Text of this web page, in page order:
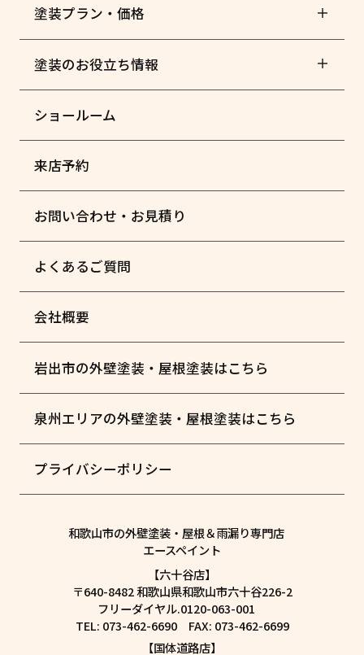
塗装プラン・価格
塗装のお役立ち情報
ショールーム
来店予約
お問い合わせ・お見積り
よくあるご質問
会社概要
岩出市の外壁塗装・屋根塗装はこちら
泉州エリアの外壁塗装・屋根塗装はこちら
プライバシーポリシー
和歌山市の外壁塗装・屋根＆雨漏り専門店
エースペイント
【六十谷店】
〒640-8482 和歌山県和歌山市六十谷226-2
フリーダイヤル.0120-063-001
TEL: 073-462-6690 FAX: 073-462-6699
【国体道路店】